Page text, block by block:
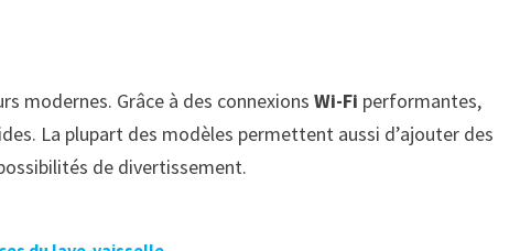
modernes. Grâce à des connexionsWi-Fi performantes,
La plupart des modèles permettent aussi d’ajouter des
de divertissement.